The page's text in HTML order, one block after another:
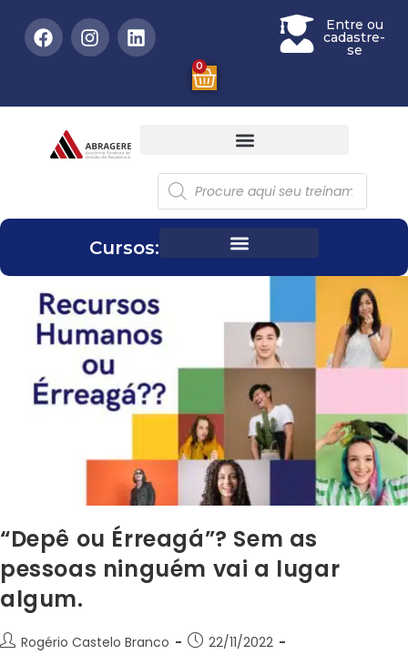
Entre ou
cadastre-
se
0
Cursos:
“Depê ou Érreagá”? Sem as
pessoas ninguém vai a lugar
algum.
Rogério Castelo Branco
22/11/2022